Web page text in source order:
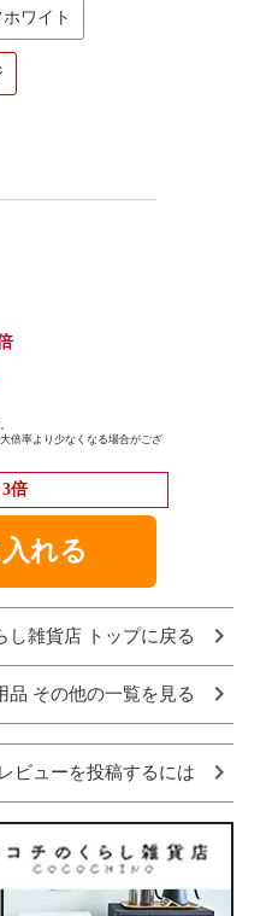
ホワイト
倍率より少なくなる場合がござ
倍
れる
し雑貨店 トップに戻る
品 その他の一覧を見る
ビューを投稿するには